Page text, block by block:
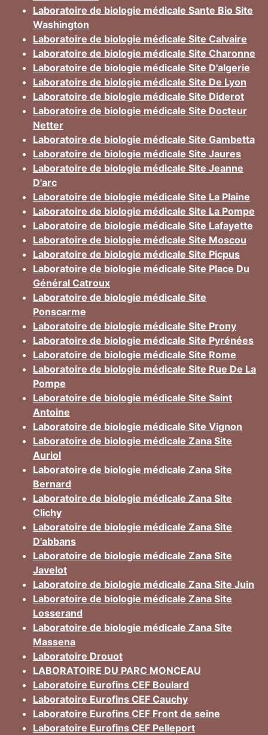
Laboratoire de biologie médicale Sante Bio Site
Washington
Laboratoire de biologie médicale Site Calvaire
Laboratoire de biologie médicale Site Charonne
Laboratoire de biologie médicale Site D'algerie
Laboratoire de biologie médicale Site De Lyon
Laboratoire de biologie médicale Site Diderot
Laboratoire de biologie médicale Site Docteur
Netter
Laboratoire de biologie médicale Site Gambetta
Laboratoire de biologie médicale Site Jaures
Laboratoire de biologie médicale Site Jeanne
D'arc
Laboratoire de biologie médicale Site La Plaine
Laboratoire de biologie médicale Site La Pompe
Laboratoire de biologie médicale Site Lafayette
Laboratoire de biologie médicale Site Moscou
Laboratoire de biologie médicale Site Picpus
Laboratoire de biologie médicale Site Place Du
Général Catroux
Laboratoire de biologie médicale Site
Ponscarme
Laboratoire de biologie médicale Site Prony
Laboratoire de biologie médicale Site Pyrénées
Laboratoire de biologie médicale Site Rome
Laboratoire de biologie médicale Site Rue De La
Pompe
Laboratoire de biologie médicale Site Saint
Antoine
Laboratoire de biologie médicale Site Vignon
Laboratoire de biologie médicale Zana Site
Auriol
Laboratoire de biologie médicale Zana Site
Bernard
Laboratoire de biologie médicale Zana Site
Clichy
Laboratoire de biologie médicale Zana Site
D'abbans
Laboratoire de biologie médicale Zana Site
Javelot
Laboratoire de biologie médicale Zana Site Juin
Laboratoire de biologie médicale Zana Site
Losserand
Laboratoire de biologie médicale Zana Site
Massena
Laboratoire Drouot
LABORATOIRE DU PARC MONCEAU
Laboratoire Eurofins CEF Boulard
Laboratoire Eurofins CEF Cauchy
Laboratoire Eurofins CEF Front de seine
Laboratoire Eurofins CEF Pelleport